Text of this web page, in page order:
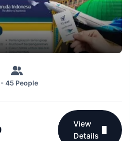
- 45 People
View
Details